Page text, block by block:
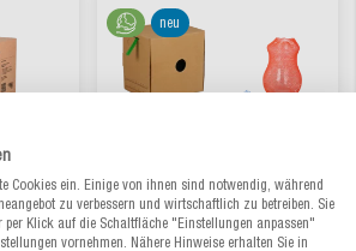
neu
Netzschlauch PROTEC
Cookies ein. Einige von ihnen sind notwendig, während
zu verbessern und wirtschaftlich zu betreiben. Sie
per Klick auf die Schaltfläche "Einstellungen anpassen"
vornehmen. Nähere Hinweise erhalten Sie in